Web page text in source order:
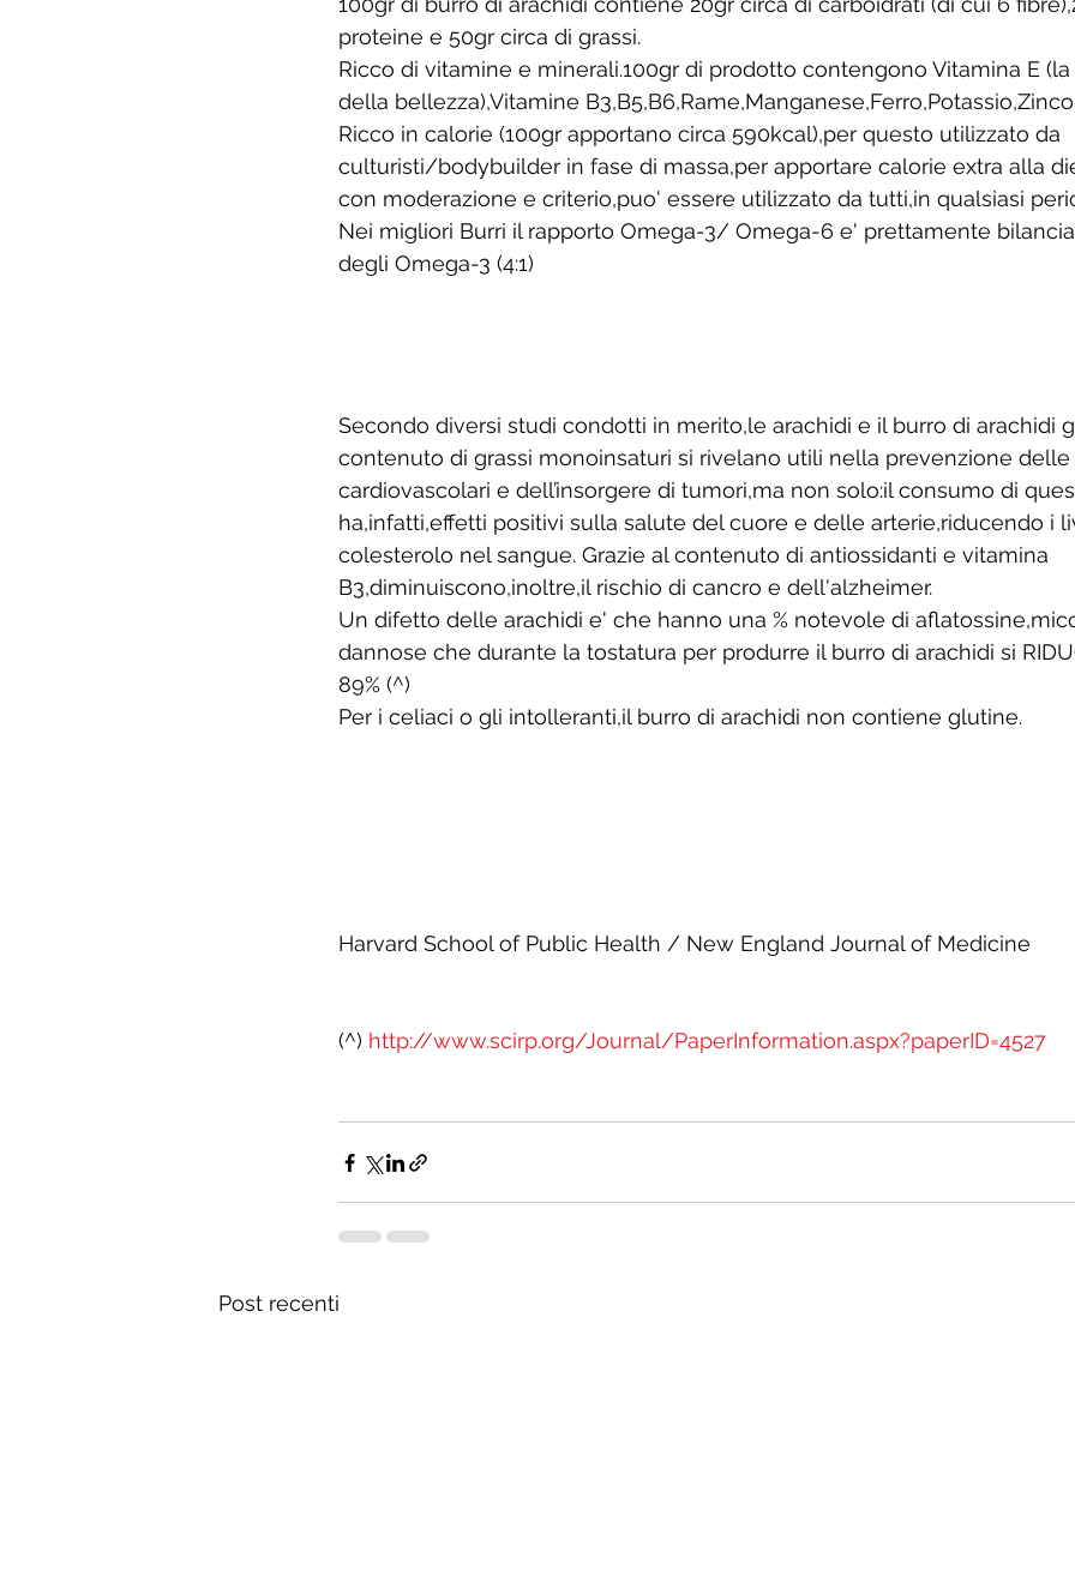
proteine e 50gr circa di grassi.
Ricco di vitamine e minerali.100gr di prodotto contengono Vitamina E (la
della bellezza),Vitamine
Ricco in calorie (100gr apportano circa 590kcal),per questo utilizzato da
culturisti/bodybuilder in fase di massa,per apportare calorie extra alla
con moderazione e criterio,puo' essere utilizzato da tutti,in qualsiasi
Nei migliori Burri il rapporto Omega-3/ Omega-6 e' prettamente
degli Omega-3 (4:1)
Secondo diversi studi condotti in merito,le arachidi e il burro di arachidi
contenuto di grassi monoinsaturi si rivelano utili nella prevenzione
cardiovascolari e dell’insorgere di tumori,ma non solo:il consumo di
ha,infatti,effetti positivi sulla salute del cuore e delle arterie,riducendo i
colesterolo nel sangue. Grazie al contenuto di antiossidanti e vitamina
B3,diminuiscono,inoltre,il rischio di cancro e dell'alzheimer.
Un difetto delle arachidi e' che hanno una % notevole di
dannose che durante la tostatura per produrre il burro di arachidi si
89% (^)
Per i celiaci o gli intolleranti,il burro di arachidi non contiene glutine.
Harvard School of Public Health / New England Journal of Medicine
(^) http://www.scirp.org/Journal/PaperInformation.aspx?paperID=4527
Post recenti